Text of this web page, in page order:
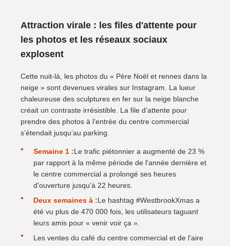
Attraction virale : les files d'attente pour
les photos et les réseaux sociaux
explosent
Cette nuit-là, les photos du « Père Noël et rennes dans la
neige » sont devenues virales sur Instagram. La lueur
chaleureuse des sculptures en fer sur la neige blanche
créait un contraste irrésistible. La file d’attente pour
prendre des photos à l’entrée du centre commercial
s’étendait jusqu’au parking.
Semaine 1 :Le trafic piétonnier a augmenté de 23 %
par rapport à la même période de l'année dernière et
le centre commercial a prolongé ses heures
d'ouverture jusqu'à 22 heures.
Deux semaines à :Le hashtag #WestbrookXmas a
été vu plus de 470 000 fois, les utilisateurs taguant
leurs amis pour « venir voir ça ».
Les ventes du café du centre commercial et de l'aire